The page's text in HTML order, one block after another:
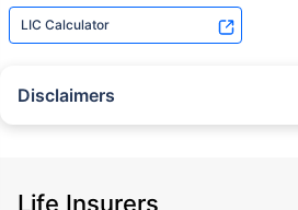
LIC Calculator
Disclaimers
Life Insurers